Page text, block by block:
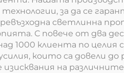
технологии, за да се
светлинна
С повече от два
1000 клиента по
които са довели
изисквания на